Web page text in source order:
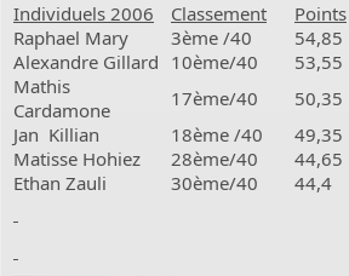
Individuels 2006 Classement Points
Raphael Mary
3ème /40 54,85
Alexandre Gillard 10ème/40 53,55
Mathis
Cardamone
17ème/40 50,35
Jan Killian
18ème /40 49,35
Matisse Hohiez
28ème/40 44,65
Ethan Zauli
30ème/40 44,4